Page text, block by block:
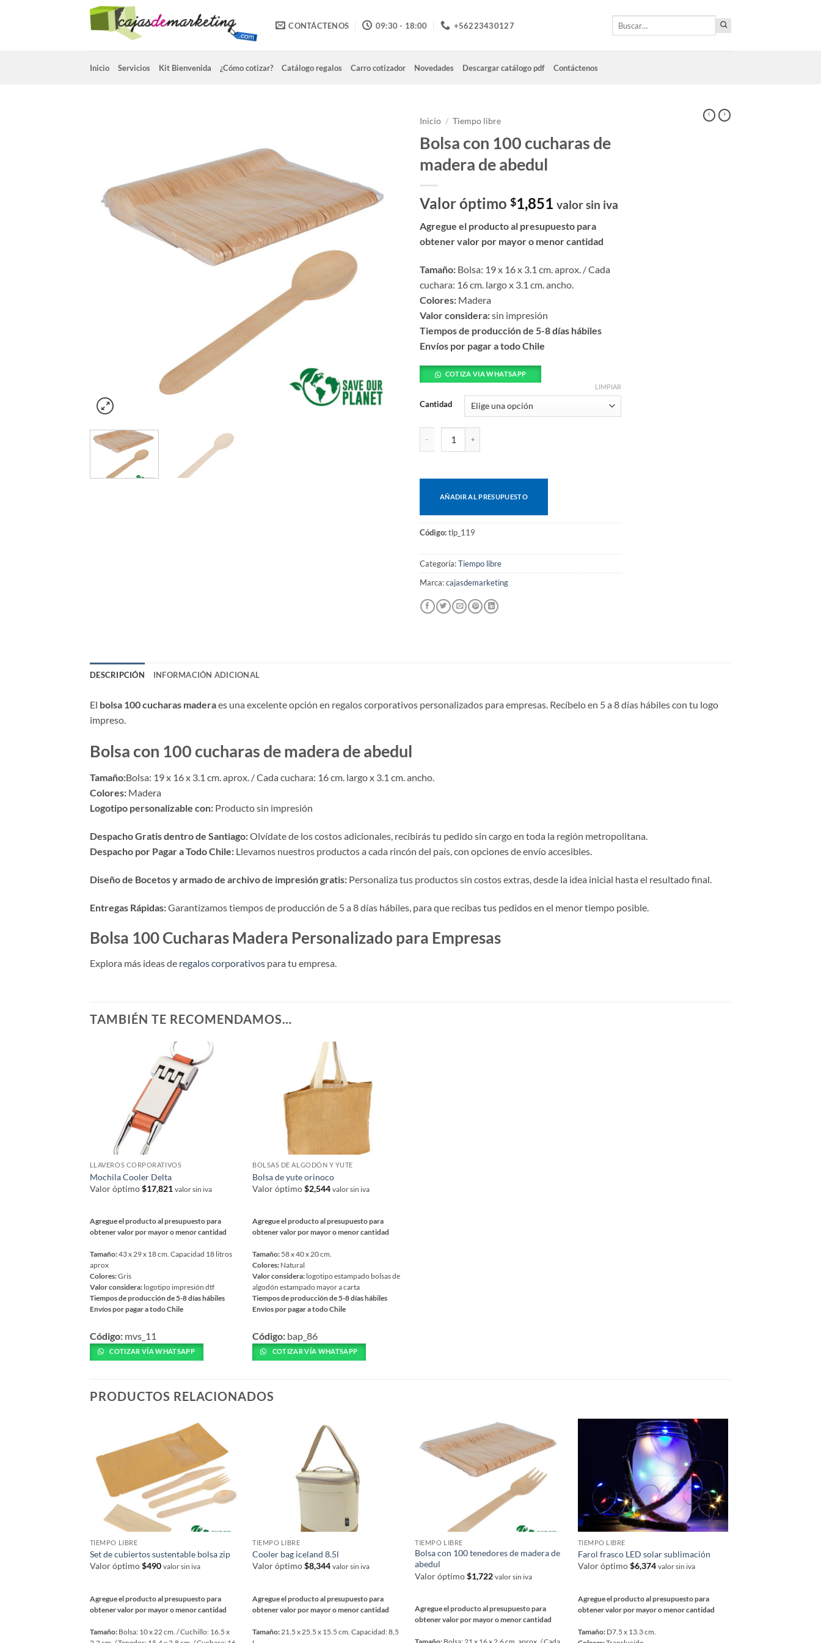
CONTÁCTENOS 09:30 - 18:00 +56223430127
Inicio Servicios Kit Bienvenida ¿Cómo cotizar? Catálogo regalos Carro cotizador Novedades Descargar catálogo pdf Contáctenos
Inicio / Tiempo libre
Bolsa con 100 cucharas de
madera de abedul
Valor óptimo $1,851 valor sin iva
Agregue el producto al presupuesto para
obtener valor por mayor o menor cantidad
Tamaño: Bolsa: 19 x 16 x 3.1 cm. aprox. / Cada
cuchara: 16 cm. largo x 3.1 cm. ancho.
Colores: Madera
Valor considera:sin impresión
Tiempos de producción de 5-8 días hábiles
Envíos por pagar a todo Chile
COTIZA VIA WHATSAPP
Cantidad
LIMPIAR
AÑADIR AL PRESUPUESTO
Código:tlp_119
Categoría:Tiempo libre
Marca:cajasdemarketing
DESCRIPCIÓN INFORMACIÓN ADICIONAL
El bolsa 100 cucharas maderaes una excelente opción en regalos corporativos personalizados para empresas. Recíbelo en 5 a 8 días hábiles con tu logo
impreso.
Bolsa con 100 cucharas de madera de abedul
Tamaño:Bolsa: 19 x 16 x 3.1 cm. aprox. / Cada cuchara: 16 cm. largo x 3.1 cm. ancho.
Colores: Madera
Logotipo personalizable con: Producto sin impresión
Despacho Gratis dentro de Santiago:Olvídate de los costos adicionales, recibirás tu pedido sin cargo en toda la región metropolitana.
Despacho por Pagar a Todo Chile: Llevamos nuestros productos a cada rincón del país, con opciones de envío accesibles.
Diseño de Bocetos y armado de archivo de impresión gratis: Personaliza tus productos sin costos extras, desde la idea inicial hasta el resultado final.
Entregas Rápidas:Garantizamos tiempos de producción de 5 a 8 días hábiles, para que recibas tus pedidos en el menor tiempo posible.
Bolsa 100 Cucharas Madera Personalizado para Empresas
Explora más ideas de regalos corporativos para tu empresa.
TAMBIÉN TE RECOMENDAMOS…
LLAVEROS CORPORATIVOS
Mochila Cooler Delta
Valor óptimo$17,821 valor sin iva
Agregue el producto al presupuesto para
obtener valor por mayor o menor cantidad
Tamaño:43 x 29 x 18 cm. Capacidad 18 litros
aprox
Colores:Gris
Valor considera: logotipo impresión dtf
Tiempos de producción de 5-8 días hábiles
Envíos por pagar a todo Chile
producto
tiene
Las
en
página
producto
Código: mvs_11
COTIZAR VÍA WHATSAPP
BOLSAS DE ALGODÓN Y YUTE
Bolsa de yute orinoco
Valor óptimo$2,544 valor sin iva
Agregue el producto al presupuesto para
obtener valor por mayor o menor cantidad
Tamaño: 58 x 40 x 20 cm.
Colores: Natural
Valor considera: logotipo estampado bolsas de
algodón estampado mayor a carta
Tiempos de producción de 5-8 días hábiles
Envíos por pagar a todo Chile
producto
tiene
Las
Código: bap_86
COTIZAR VÍA WHATSAPP
PRODUCTOS RELACIONADOS
TIEMPO LIBRE
Set de cubiertos sustentable bolsa zip
Valor óptimo$490 valor sin iva
Agregue el producto al presupuesto para
obtener valor por mayor o menor cantidad
Tamaño: Bolsa: 10 x 22 cm. / Cuchillo: 16.5 x
TIEMPO LIBRE
Cooler bag iceland 8.5l
Valor óptimo$8,344 valor sin iva
Agregue el producto al presupuesto para
obtener valor por mayor o menor cantidad
Tamaño: 21.5 x 25.5 x 15.5 cm. Capacidad: 8,5
TIEMPO LIBRE
Bolsa con 100 tenedores de madera de
abedul
Valor óptimo$1,722 valor sin iva
Agregue el producto al presupuesto para
obtener valor por mayor o menor cantidad
TIEMPO LIBRE
Farol frasco LED solar sublimación
Valor óptimo$6,374 valor sin iva
Agregue el producto al presupuesto para
obtener valor por mayor o menor cantidad
Tamaño: D7.5 x 13.3 cm.